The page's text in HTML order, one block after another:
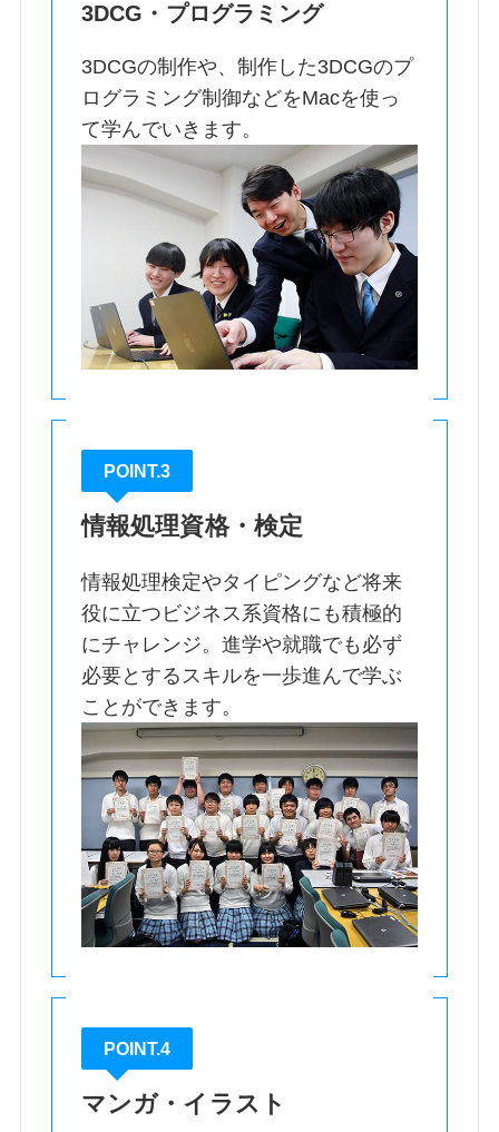
3DCG・プログラミング
3DCGの制作や、制作した3DCGのプ
ログラミング制御などをMacを使っ
て学んでいきます。
POINT.3
情報処理資格・検定
情報処理検定やタイピングなど将来
役に立つビジネス系資格にも積極的
にチャレンジ。進学や就職でも必ず
必要とするスキルを一歩進んで学ぶ
ことができます。
POINT.4
マンガ・イラスト